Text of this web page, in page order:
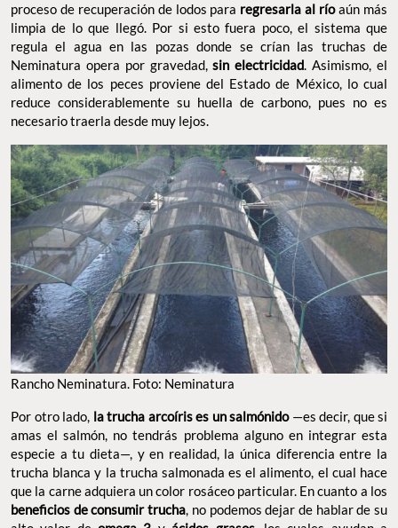
proceso de recuperación de lodos para regresarla al ríoaún más
limpia de lo que llegó. Por si esto fuera poco, el sistema que
regula el agua en las pozas donde se crían las truchas de
Neminatura opera por gravedad,sin electricidad. Asimismo, el
alimento de los peces proviene del Estado de México, lo cual
reduce considerablemente su huella de carbono, pues no es
necesario traerla desde muy lejos.
Rancho Neminatura. Foto: Neminatura
Por otro lado, la trucha arcoíris es un salmónido—es decir, que si
amas el salmón, no tendrás problema alguno en integrar esta
especie a tu dieta—, y en realidad, la única diferencia entre la
trucha blanca y la trucha salmonada es el alimento, el cual hace
que la carne adquiera un color rosáceo particular. En cuanto a los
beneficios de consumir trucha, no podemos dejar de hablar de su